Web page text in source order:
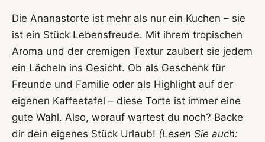
Die Ananastorte ist mehr als nur ein Kuchen – sie
ist ein Stück Lebensfreude. Mit ihrem tropischen
Aroma und der cremigen Textur zaubert sie jedem
ein Lächeln ins Gesicht. Ob als Geschenk für
Freunde und Familie oder als Highlight auf der
eigenen Kaffeetafel – diese Torte ist immer eine
gute Wahl. Also, worauf wartest du noch? Backe
dir dein eigenes Stück Urlaub! (Lesen Sie auch: